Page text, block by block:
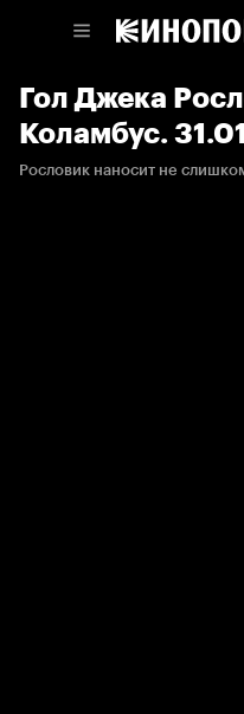
Гол Джека
Коламбус.